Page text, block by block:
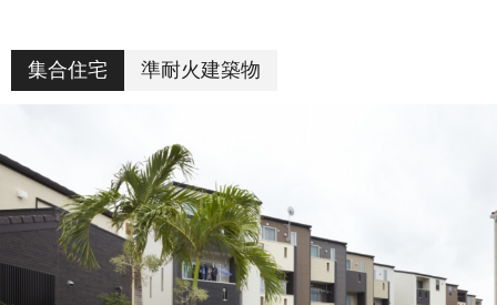
集合住宅 準耐火建築物